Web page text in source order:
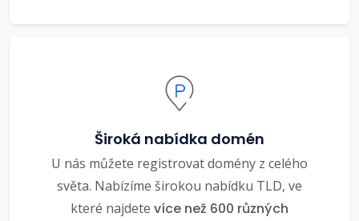
Široká nabídka domén
U nás můžete registrovat domény z celého
světa. Nabízíme širokou nabídku TLD, ve
které najdete více než 600 různých